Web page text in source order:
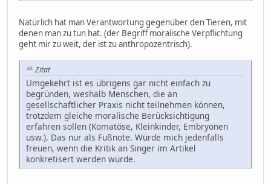
Natürlich hat man Verantwortung gegenüber den Tieren, mit
denen man zu tun hat. (der Begriff moralische Verpflichtung
geht mir zu weit, der ist zu anthropozentrisch).
Zitat
Umgekehrt ist es übrigens gar nicht einfach zu
begründen, weshalb Menschen, die an
gesellschaftlicher Praxis nicht teilnehmen können,
trotzdem gleiche moralische Berücksichtigung
erfahren sollen (Komatöse, Kleinkinder, Embryonen
usw.). Das nur als Fußnote. Würde mich jedenfalls
freuen, wenn die Kritik an Singer im Artikel
konkretisert werden würde.